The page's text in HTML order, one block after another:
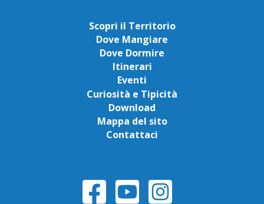
Scopri il Territorio
Dove Mangiare
Dove Dormire
Itinerari
Eventi
Curiosità e Tipicità
Download
Mappa del sito
Contattaci